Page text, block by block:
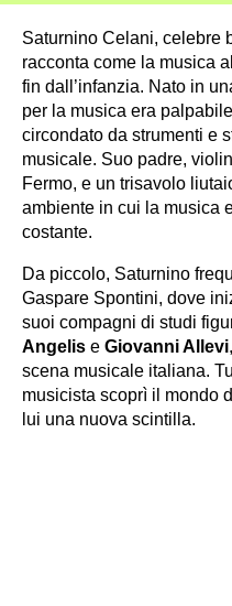
Saturnino Celani, celebre
racconta come la musica
fin dall’infanzia. Nato in
per la musica era
circondato da strumenti e
musicale. Suo padre,
Fermo, e un trisavolo
ambiente in cui la musica
costante.
Da piccolo, Saturnino
Gaspare Spontini, dove
suoi compagni di studi
Angelis e Giovanni Allevi
scena musicale italiana.
musicista scoprì il mondo
lui una nuova scintilla.